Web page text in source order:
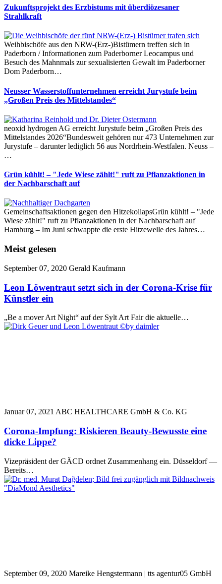
Zukunftsprojekt des Erzbistums mit überdiözesaner
Strahlkraft
Weihbischöfe aus den NRW-(Erz-)Bistümern treffen sich in
Paderborn / Informationen zum Paderborner Leocampus und
Besuch des Mahnmals zur sexualisierten Gewalt im Paderborner
Dom Paderborn…
Neusser Wasserstoffunternehmen erreicht Jurystufe beim
„Großen Preis des Mittelstandes“
neoxid hydrogen AG erreicht Jurystufe beim „Großen Preis des
Mittelstandes 2026“Bundesweit gehören nur 473 Unternehmen zur
Jurystufe – darunter lediglich 56 aus Nordrhein-Westfalen. Neuss –
…
Grün kühlt! – "Jede Wiese zählt!" ruft zu Pflanzaktionen in
der Nachbarschaft auf
Gemeinschaftsaktionen gegen den HitzekollapsGrün kühlt! – "Jede
Wiese zählt!" ruft zu Pflanzaktionen in der Nachbarschaft auf
Hamburg – Im Juni schwappte die erste Hitzewelle des Jahres…
Meist gelesen
September 07, 2020 Gerald Kaufmann
Leon Löwentraut setzt sich in der Corona-Krise für
Künstler ein
„Be a mover Art Night“ auf der Sylt Art Fair die aktuelle…
Januar 07, 2021 ABC HEALTHCARE GmbH & Co. KG
Corona-Impfung: Riskieren Beauty-Bewusste eine
dicke Lippe?
Vizepräsident der GÄCD ordnet Zusammenhang ein. Düsseldorf —
Bereits…
September 09, 2020 Mareike Hengstermann | tts agentur05 GmbH